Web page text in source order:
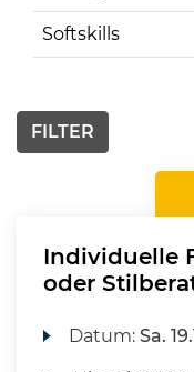
Softskills
FILTER
Individuelle
oder
Datum:Sa.